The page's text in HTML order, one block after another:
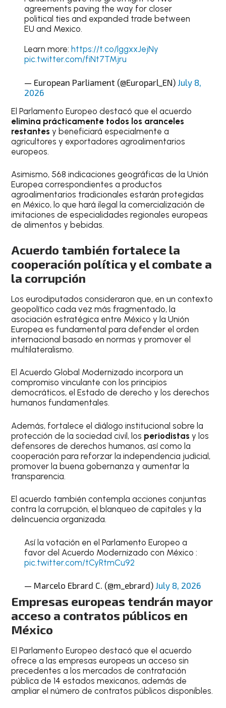
agreements paving the way for closer
political ties and expanded trade between
EU and Mexico.
Learn more: https://t.co/lggxxJejNy
pic.twitter.com/fiNt7TMjru
— European Parliament (@Europarl_EN) July 8,
2026
El Parlamento Europeo destacó que el acuerdo
elimina prácticamente todos los aranceles
restantes y beneficiará especialmente a
agricultores y exportadores agroalimentarios
europeos.
Asimismo, 568 indicaciones geográficas de la Unión
Europea correspondientes a productos
agroalimentarios tradicionales estarán protegidas
en México, lo que hará ilegal la comercialización de
imitaciones de especialidades regionales europeas
de alimentos y bebidas.
Acuerdo también fortalece la
cooperación política y el combate a
la corrupción
Los eurodiputados consideraron que, en un contexto
geopolítico cada vez más fragmentado, la
asociación estratégica entre México y la Unión
Europea es fundamental para defender el orden
internacional basado en normas y promover el
multilateralismo.
El Acuerdo Global Modernizado incorpora un
compromiso vinculante con los principios
democráticos, el Estado de derecho y los derechos
humanos fundamentales.
Además, fortalece el diálogo institucional sobre la
protección de la sociedad civil, los periodistas y los
defensores de derechos humanos, así como la
cooperación para reforzar la independencia judicial,
promover la buena gobernanza y aumentar la
transparencia.
El acuerdo también contempla acciones conjuntas
contra la corrupción, el blanqueo de capitales y la
delincuencia organizada.
Así la votación en el Parlamento Europeo a
favor del Acuerdo Modernizado con México :
pic.twitter.com/tCyRtmCu92
— Marcelo Ebrard C. (@m_ebrard) July 8, 2026
Empresas europeas tendrán mayor
acceso a contratos públicos en
México
El Parlamento Europeo destacó que el acuerdo
ofrece a las empresas europeas un acceso sin
precedentes a los mercados de contratación
pública de 14 estados mexicanos, además de
ampliar el número de contratos públicos disponibles.